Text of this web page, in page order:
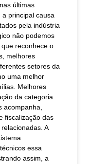
últimas
principal causa
pela indústria
não podemos
reconhece o
melhores
setores da
uma melhor
Melhores
da categoria
acompanha,
fiscalização das
A
essa
assim, a